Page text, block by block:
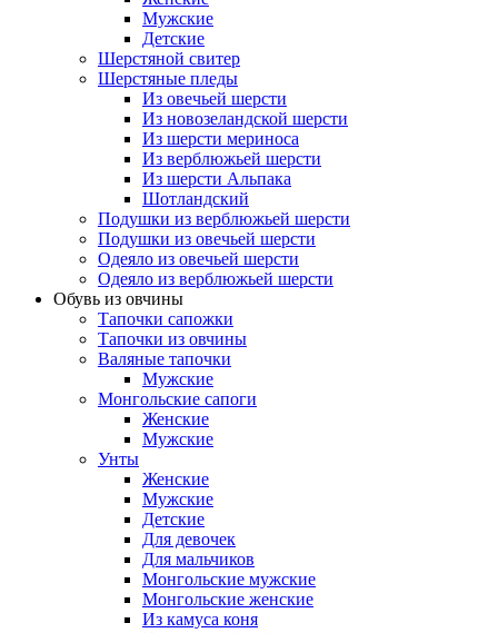
Мужские
Детские
Шерстяной свитер
Шерстяные пледы
Из овечьей шерсти
Из новозеландской шерсти
Из шерсти мериноса
Из верблюжьей шерсти
Из шерсти Альпака
Шотландский
Подушки из верблюжьей шерсти
Подушки из овечьей шерсти
Одеяло из овечьей шерсти
Одеяло из верблюжьей шерсти
Обувь из овчины
Тапочки сапожки
Тапочки из овчины
Валяные тапочки
Мужские
Монгольские сапоги
Женские
Мужские
Унты
Женские
Мужские
Детские
Для девочек
Для мальчиков
Монгольские мужские
Монгольские женские
Из камуса коня